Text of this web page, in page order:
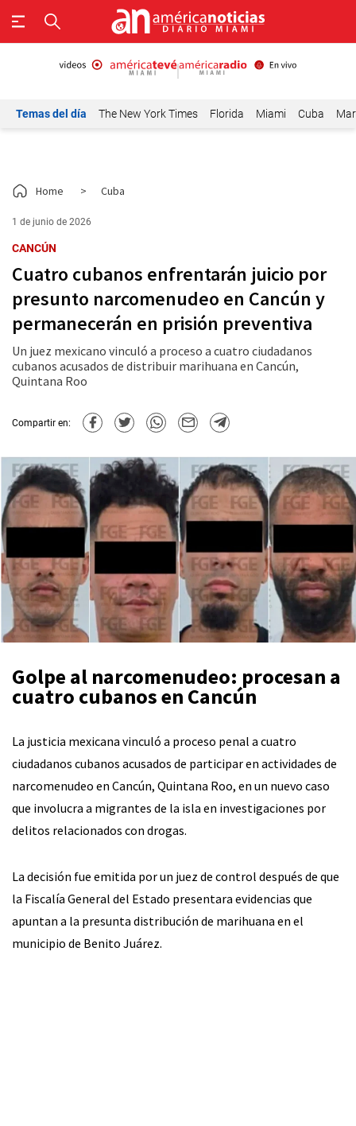
Temas del día The New York Times Florida Miami Cuba
Home > Cuba
1 de junio de 2026
CANCÚN
Cuatro cubanos enfrentarán juicio por
presunto narcomenudeo en Cancún y
permanecerán en prisión preventiva
Un juez mexicano vinculó a proceso a cuatro ciudadanos
cubanos acusados de distribuir marihuana en Cancún,
Quintana Roo
Compartir en:
Golpe al narcomenudeo: procesan a
cuatro cubanos en Cancún
La justicia mexicana vinculó a proceso penal a cuatro
ciudadanos cubanos acusados de participar en actividades de
narcomenudeo en Cancún, Quintana Roo, en un nuevo caso
que involucra a migrantes de la isla en investigaciones por
delitos relacionados con drogas.
La decisión fue emitida por un juez de control después de que
la Fiscalía General del Estado presentara evidencias que
apuntan a la presunta distribución de marihuana en el
municipio de Benito Juárez.